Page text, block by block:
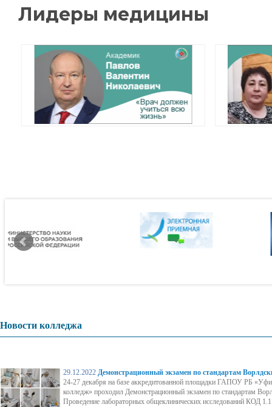
Новости колледжа
29.12.2022 Демонстрационный экзамен по стандартам
24-27 декабря на базе аккредитованной площадки ГАПОУ РБ
колледж» проходил Демонстрационный экзамен по стандартам
Проведение лабораторных общеклинических исследований КОД